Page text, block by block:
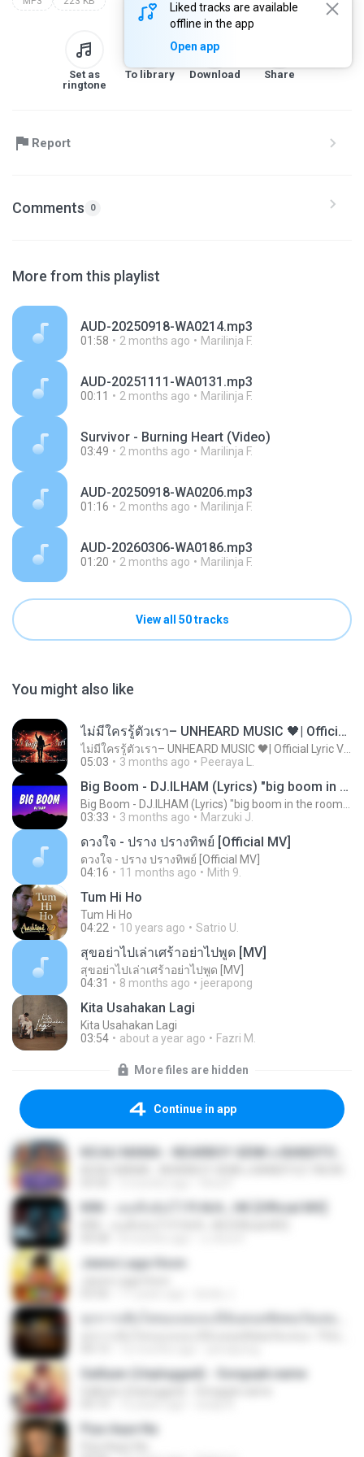
Liked tracks are available
offline in the app
Open app
Set as
ringtone
To library Download Share
Report
Comments 0
More from this playlist
AUD-20250918-WA0214.mp3
01:58 2 months ago Marilinja F.
AUD-20251111-WA0131.mp3
00:11 2 months ago Marilinja F.
Survivor - Burning Heart (Video)
03:49 2 months ago Marilinja F.
AUD-20250918-WA0206.mp3
01:16 2 months ago Marilinja F.
AUD-20260306-WA0186.mp3
01:20 2 months ago Marilinja F.
View all 50 tracks
You might also like
ไม่มีใครรู้ตัวเรา– UNHEARD MUSIC 🖤| Official Lyric Video | เพลงสู้ชีวิต
05:03
3 months ago Peeraya L.
Big Boom - DJ.ILHAM (Lyrics) "big boom in the room i go kaboom"
03:33
3 months ago Marzuki J.
ดวงใจ - ปราง ปรางทิพย์ [Official MV]
ดวงใจ - ปราง ปรางทิพย์ [Official MV]
04:16
11 months ago Mith 9.
Tum Hi Ho
Tum Hi Ho
04:22
10 years ago Satrio U.
สุขอย่าไปเล่าเศร้าอย่าไปพูด [MV]
สุขอย่าไปเล่าเศร้าอย่าไปพูด [MV]
04:31
8 months ago jeerapong
Kita Usahakan Lagi
Kita Usahakan Lagi
03:54
about a year ago Fazri M.
More files are hidden
Continue in app
KRK - เธอทิ้งฉันไว้ Ft.N/A , HK [Official MV]
Jeene Laga Hoon
Galliyan (Unplugged) - Songspk.name
Piya Aaye Na